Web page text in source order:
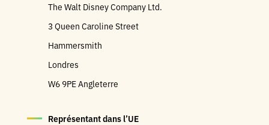
The Walt Disney Company Ltd.
3 Queen Caroline Street
Hammersmith
Londres
W6 9PE Angleterre
Représentant dans l’UE